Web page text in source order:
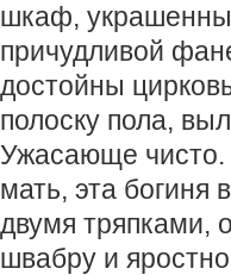
шкаф,
причудливой
достойны
полоску пола,
Ужасающе чисто.
мать, эта богиня
двумя тряпками,
швабру и